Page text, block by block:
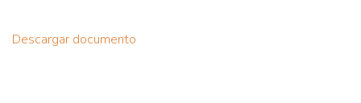
Descargar documento